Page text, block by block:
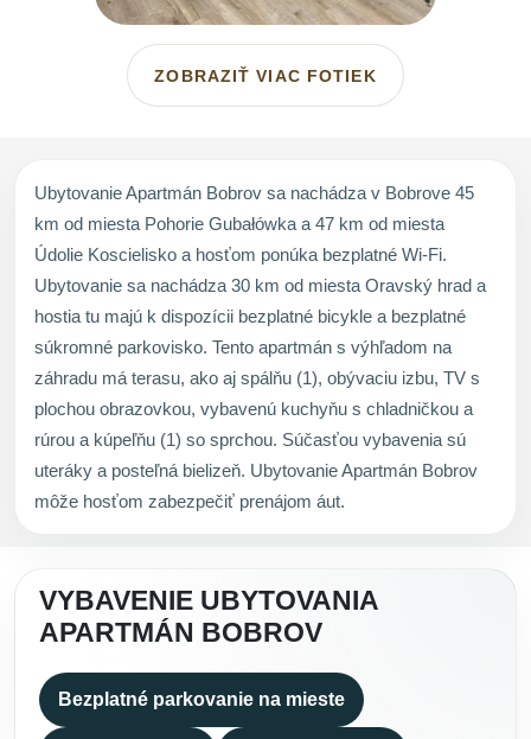
ZOBRAZIŤ VIAC FOTIEK
Ubytovanie Apartmán Bobrov sa nachádza v Bobrove 45
km od miesta Pohorie Gubałówka a 47 km od miesta
Údolie Koscielisko a hosťom ponúka bezplatné Wi-Fi.
Ubytovanie sa nachádza 30 km od miesta Oravský hrad a
hostia tu majú k dispozícii bezplatné bicykle a bezplatné
súkromné parkovisko. Tento apartmán s výhľadom na
záhradu má terasu, ako aj spálňu (1), obývaciu izbu, TV s
plochou obrazovkou, vybavenú kuchyňu s chladničkou a
rúrou a kúpeľňu (1) so sprchou. Súčasťou vybavenia sú
uteráky a posteľná bielizeň. Ubytovanie Apartmán Bobrov
môže hosťom zabezpečiť prenájom áut.
VYBAVENIE UBYTOVANIA
APARTMÁN BOBROV
Bezplatné parkovanie na mieste